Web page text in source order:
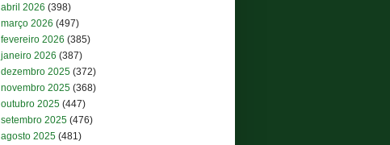
abril 2026 (398)
março 2026 (497)
fevereiro 2026 (385)
janeiro 2026 (387)
dezembro 2025 (372)
novembro 2025 (368)
outubro 2025 (447)
setembro 2025 (476)
agosto 2025 (481)